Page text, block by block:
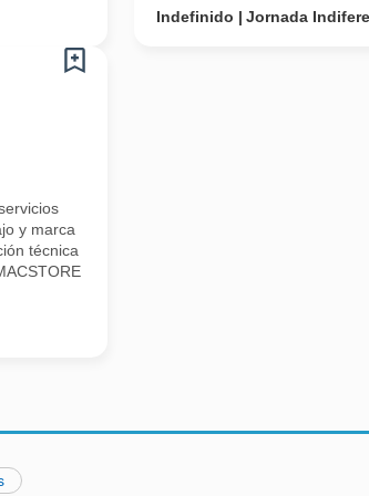
Indefinido Jornada
y marca
técnica